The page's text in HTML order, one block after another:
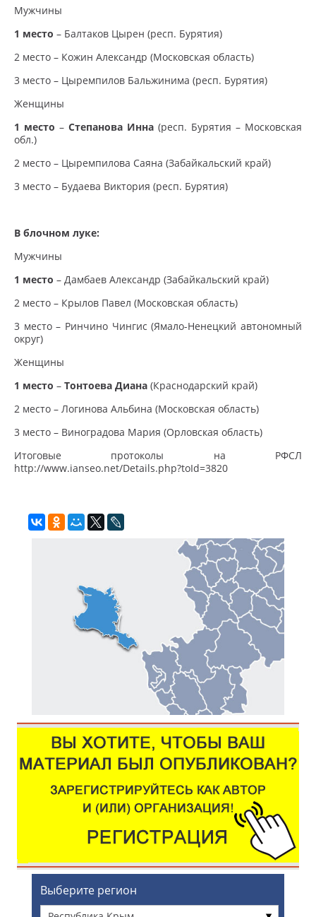
Мужчины
1 место – Балтаков Цырен (респ. Бурятия)
2 место – Кожин Александр (Московская область)
3 место – Цыремпилов Бальжинима (респ. Бурятия)
Женщины
1 место – Степанова Инна (респ. Бурятия – Московская
обл.)
2 место – Цыремпилова Саяна (Забайкальский край)
3 место – Будаева Виктория (респ. Бурятия)
В блочном луке:
Мужчины
1 место – Дамбаев Александр (Забайкальский край)
2 место – Крылов Павел (Московская область)
3 место – Ринчино Чингис (Ямало-Ненецкий автономный
округ)
Женщины
1 место – Тонтоева Диана (Краснодарский край)
2 место – Логинова Альбина (Московская область)
3 место – Виноградова Мария (Орловская область)
Итоговые протоколы на РФСЛ
http://www.ianseo.net/Details.php?toId=3820
Выберите регион